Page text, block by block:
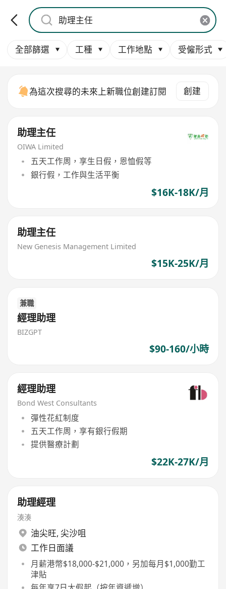
全部篩選 工種 工作地點 受僱形式
為這次搜尋的未來上新職位創建訂閱 創建
助理主任
OIWA Limited
五天工作周，享生日假，恩恤假等
銀行假，工作與生活平衡
$16K-18K/月
助理主任
New Genesis Management Limited
$15K-25K/月
兼職
經理助理
BIZGPT
$90-160/小時
經理助理
Bond West Consultants
彈性花紅制度
五天工作周，享有銀行假期
提供醫療計劃
$22K-27K/月
助理經理
湊湊
油尖旺, 尖沙咀
工作日面議
月薪港幣$18,000-$21,000，另加每月$1,000勤工
津貼